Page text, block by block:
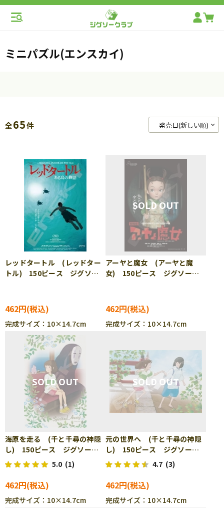
ミニパズル(エンスカイ)
全65件
レッドタートル (レッドター
トル) 150ピース ジグソー
462円
完成サイズ：10×14.7cm
アーヤと魔女 (アーヤと魔
女) 150ピース ジグソーパ
462円
完成サイズ：10×14.7cm
海原を走る (千と千尋の神隠
し) 150ピース ジグソーパ
ズル ENS-150-G63
5.0 (1)
462円
完成サイズ：10×14.7cm
元の世界へ (千と千尋の神隠
し) 150ピース ジグソーパ
ズル ENS-150-G64
4.7 (3)
462円
完成サイズ：10×14.7cm